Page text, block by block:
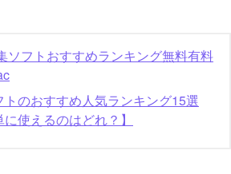
ソフトおすすめランキング無料有料
のおすすめ人気ランキング15選
に使えるのはどれ？】